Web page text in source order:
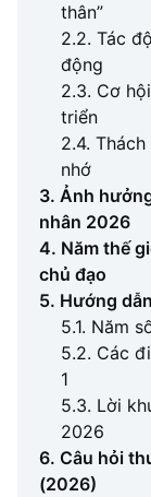
thân”
2.2. Tác
động
2.3. Cơ
triển
2.4.
nhớ
3. Ảnh
nhân 2026
4. Năm thế
chủ đạo
5. Hướng
5.1. Năm
5.2. Các
1
5.3. Lời
2026
6. Câu hỏi
(2026)